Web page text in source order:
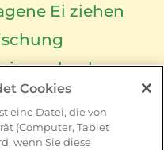
Ei ziehen
ausbacken
abtropfen
Cookies
eine Datei, die von
(Computer, Tablet
wenn Sie diese